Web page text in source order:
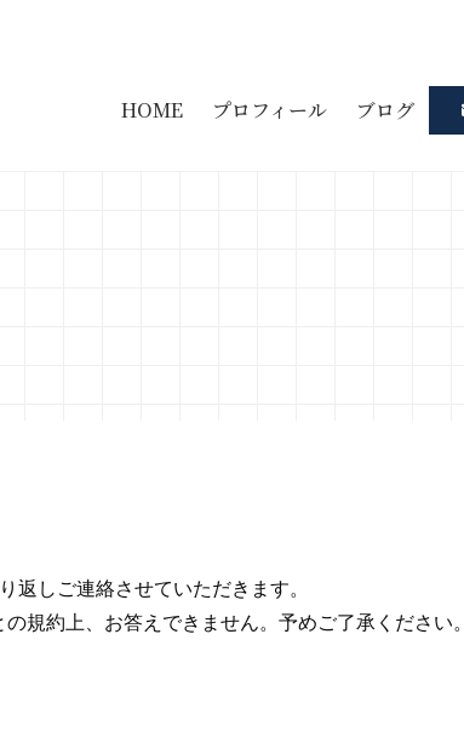
HOME プロフィール ブログ
返しご連絡させていただきます。
規約上、お答えできません。予めご了承ください。